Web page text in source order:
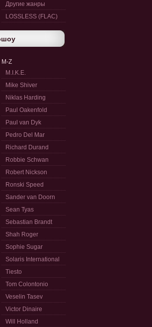
Другие жанры
LOSSLESS (FLAC)
M-Z
M.I.K.E.
Mike Shiver
Niklas Harding
Paul Oakenfold
Paul van Dyk
Pedro Del Mar
Richard Durand
Robbie Schwan
Robert Nickson
Ronski Speed
Sander van Doorn
Sean Tyas
Sebastian Brandt
Shah Roger
Sophie Sugar
Solaris International
Tiesto
Tom Colontonio
Veselin Tasev
Victor Dinaire
Will Holland